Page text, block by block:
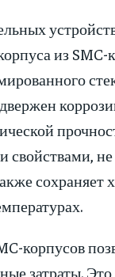
из SMC-
не
сохраняет
корпусов
затраты. Это